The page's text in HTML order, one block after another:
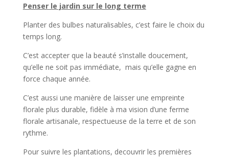
Penser le jardin sur le long terme
Planter des bulbes naturalisables, c’est faire le choix du
temps long.
C’est accepter que la beauté s’installe doucement,
qu’elle ne soit pas immédiate, mais qu’elle gagne en
force chaque année.
C’est aussi une manière de laisser une empreinte
florale plus durable, fidèle à ma vision d’une ferme
florale artisanale, respectueuse de la terre et de son
rythme.
Pour suivre les plantations, decouvrir les premières